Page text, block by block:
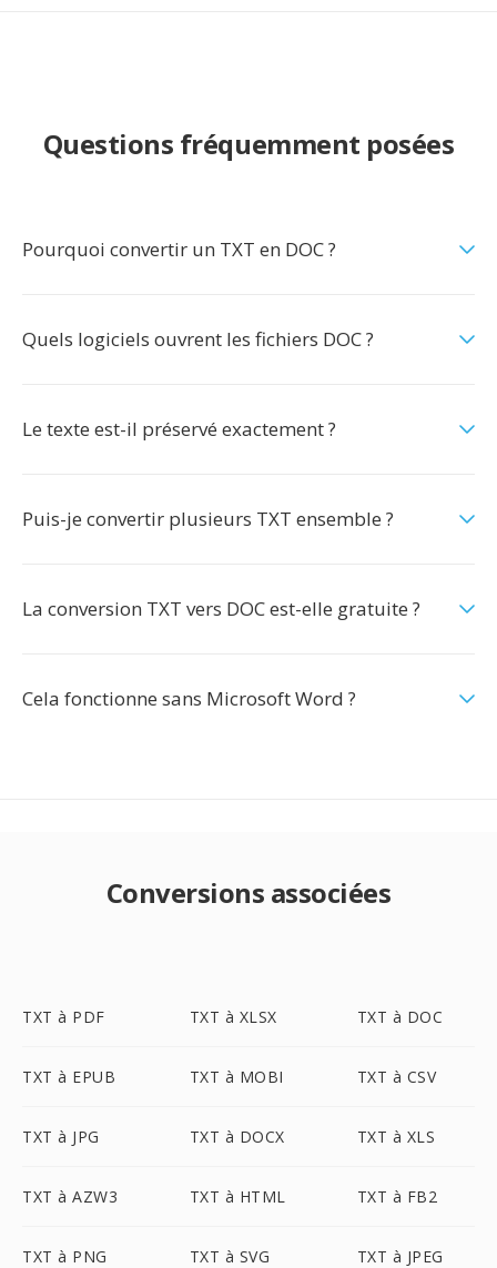
Questions fréquemment posées
Pourquoi convertir un TXT en DOC ?
Quels logiciels ouvrent les fichiers DOC ?
Le texte est-il préservé exactement ?
Puis-je convertir plusieurs TXT ensemble ?
La conversion TXT vers DOC est-elle gratuite ?
Cela fonctionne sans Microsoft Word ?
Conversions associées
TXT à PDF TXT à XLSX TXT à DOC
TXT à EPUB TXT à MOBI TXT à CSV
TXT à JPG TXT à DOCX TXT à XLS
TXT à AZW3 TXT à HTML TXT à FB2
TXT à PNG TXT à SVG TXT à JPEG